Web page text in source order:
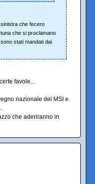
che fecero
che si proclamano
stati mandati dai
favole...
nazionale del MSI e
che aderiranno in